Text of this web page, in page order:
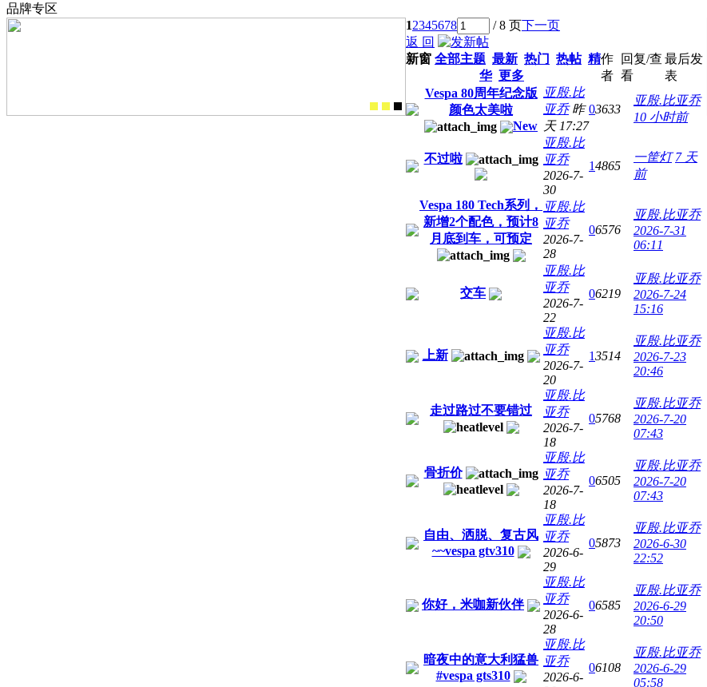
品牌专区
12345678 / 8 页下一页
返 回
新窗 全部主题 最新 热门 热帖 精
华 更多
作
者
回复/查
看
最后发
表
Vespa 80周年纪念版
颜色太美啦
New
亚殷.比
亚乔 昨
天 17:27
03633
亚殷.比亚乔
10 小时前
不过啦
亚殷.比
亚乔
2026-7-
30
14865
一筐灯 7 天
前
Vespa 180 Tech系列，
新增2个配色，预计8
月底到车，可预定
亚殷.比
亚乔
2026-7-
28
06576
亚殷.比亚乔
2026-7-31
06:11
交车
亚殷.比
亚乔
2026-7-
22
06219
亚殷.比亚乔
2026-7-24
15:16
上新
亚殷.比
亚乔
2026-7-
20
13514
亚殷.比亚乔
2026-7-23
20:46
走过路过不要错过
亚殷.比
亚乔
2026-7-
18
05768
亚殷.比亚乔
2026-7-20
07:43
骨折价
亚殷.比
亚乔
2026-7-
18
06505
亚殷.比亚乔
2026-7-20
07:43
自由、洒脱、复古风
~~vespa gtv310
亚殷.比
亚乔
2026-6-
29
05873
亚殷.比亚乔
2026-6-30
22:52
你好，米咖新伙伴
亚殷.比
亚乔
2026-6-
28
06585
亚殷.比亚乔
2026-6-29
20:50
暗夜中的意大利猛兽
#vespa gts310
亚殷.比
亚乔
2026-6-
06108
亚殷.比亚乔
2026-6-29
05:58